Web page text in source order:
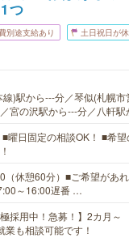
つ
別途支給あり 土日祝日が
)駅から---分／琴似(札幌
宮の沢駅から---分／八軒駅
曜日固定の相談OK！ ■希
（休憩60分）■ご希望があ
～16:00遅番 …
極採用中！急募！】2カ月
業も相談可能です！